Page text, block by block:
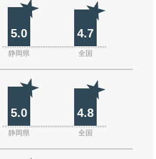
5.0 4.7
静岡県 全国
5.0 4.8
静岡県 全国